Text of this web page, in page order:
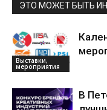
ЭТО МОЖЕТ БЫТЬ
Выставки,
мероприятия
В